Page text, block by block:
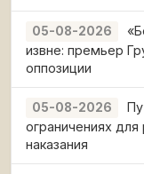
05-08-2026
извне: премьер
оппозиции
05-08-2026
ограничениях
наказания